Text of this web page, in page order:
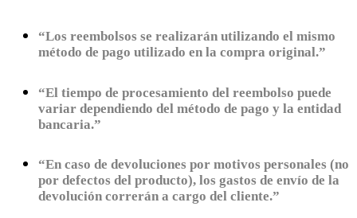
“Los reembolsos se realizarán utilizando el mismo
método de pago utilizado en la compra original.”
“El tiempo de procesamiento del reembolso puede
variar dependiendo del método de pago y la entidad
bancaria.”
“En caso de devoluciones por motivos personales (no
por defectos del producto), los gastos de envío de la
devolución correrán a cargo del cliente.”